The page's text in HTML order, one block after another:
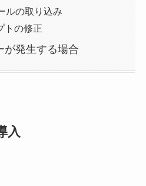
ルの取り込み
トの修正
が発生する場合
入